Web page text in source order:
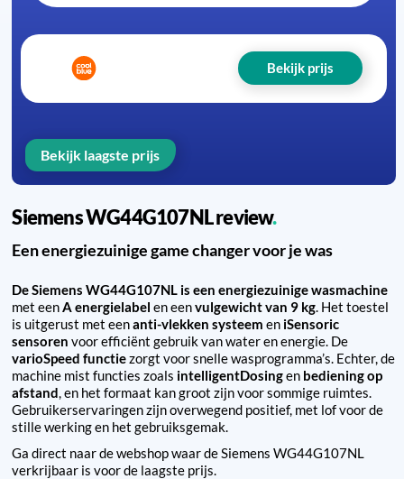
Siemens WG44G107NL review
Een energiezuinige game changer voor je was
De Siemens WG44G107NL is een energiezuinige wasmachine
met eenA energielabel en eenvulgewicht van 9 kg. Het toestel
is uitgerust met eenanti-vlekken systeem en iSensoric
sensoren voor efficiënt gebruik van water en energie. De
varioSpeed functiezorgt voor snelle wasprogramma’s. Echter, de
machine mist functies zoals intelligentDosingen bediening op
afstand, en het formaat kan groot zijn voor sommige ruimtes.
Gebruikerservaringen zijn overwegend positief, met lof voor de
stille werking en het gebruiksgemak.
Ga direct naar de webshop waar de Siemens WG44G107NL
verkrijbaar is voor de laagste prijs.
Bekijk prijs
Bekijk laagste prijs